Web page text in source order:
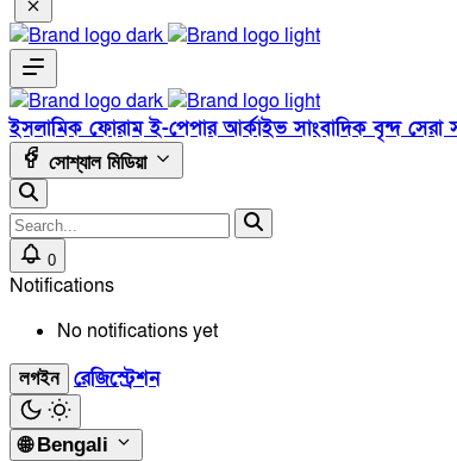
ইসলামিক ফোরামই-পেপারআর্কাইভসাংবাদিক বৃন্দসেরা
সোশ্যাল মিডিয়া
0
Notifications
No notifications yet
লগইন রেজিস্ট্রেশন
🌐 Bengali